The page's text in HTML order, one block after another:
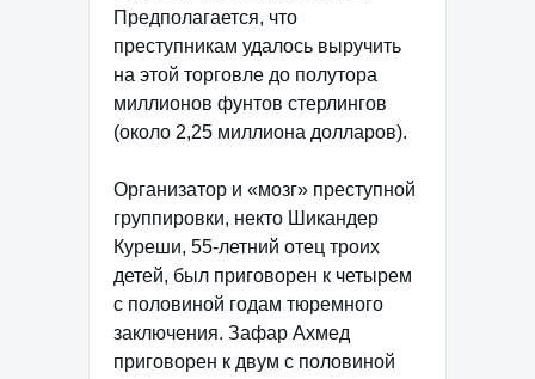
Предполагается, что
преступникам удалось выручить
на этой торговле до полутора
миллионов фунтов стерлингов
(около 2,25 миллиона долларов).
Организатор и «мозг» преступной
группировки, некто Шикандер
Куреши, 55-летний отец троих
детей, был приговорен к четырем
с половиной годам тюремного
заключения. Зафар Ахмед
приговорен к двум с половиной